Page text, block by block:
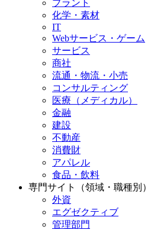
プラント
化学・素材
IT
Webサービス・ゲーム
サービス
商社
流通・物流・小売
コンサルティング
医療（メディカル）
金融
建設
不動産
消費財
アパレル
食品・飲料
専門サイト（領域・職種別）
外資
エグゼクティブ
管理部門